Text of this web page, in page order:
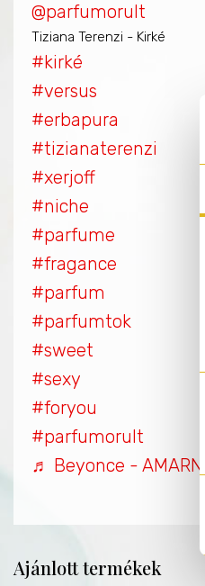
@parfumorult
Tiziana Terenzi - Kirké
#kirké
#versus
#erbapura
#tizianaterenzi
#xerjoff
#niche
#parfume
#fragance
#parfum
#parfumtok
#sweet
#sexy
#foryou
#parfumorult
♬ Beyonce - AMARNI
Ajánlott termékek